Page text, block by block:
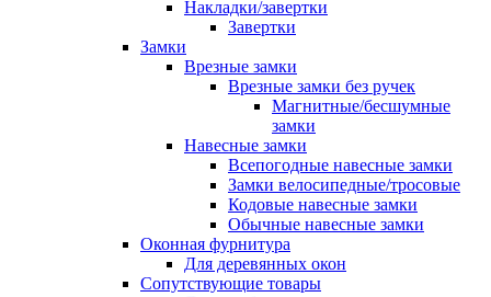
Накладки/завертки
Завертки
Замки
Врезные замки
Врезные замки без ручек
Магнитные/бесшумные
замки
Навесные замки
Всепогодные навесные замки
Замки велосипедные/тросовые
Кодовые навесные замки
Обычные навесные замки
Оконная фурнитура
Для деревянных окон
Сопутствующие товары